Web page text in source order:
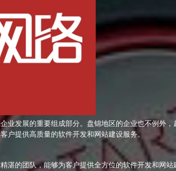
业发展的重要组成部分。盘锦地区的企业也不例外
户提供高质量的软件开发和网站建设服务。
湛的团队，能够为客户提供全方位的软件开发和网